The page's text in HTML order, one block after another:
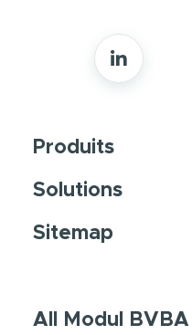
Produits
Solutions
Sitemap
All Modul BVBA